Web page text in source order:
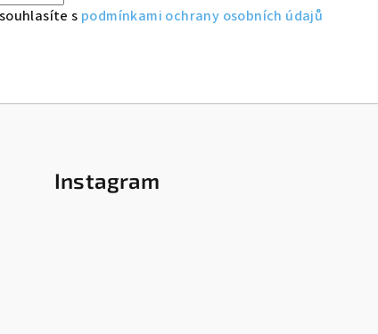
s podmínkami ochrany osobních údajů
Instagram